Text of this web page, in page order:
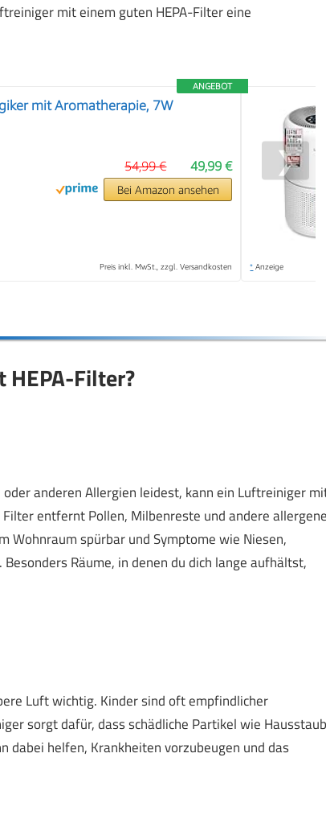
mit einem guten HEPA-Filter eine
ANGEBOT
mit Aromatherapie, 7W
49,99 €
54,99 €
Bei Amazon ansehen
Preis inkl. MwSt., zzgl. Versandkosten * Anzeige
❯
HEPA-Filter?
anderen Allergien leidest, kann ein Luftreiniger
entfernt Pollen, Milbenreste und andere
Wohnraum spürbar und Symptome wie Niesen,
Räume, in denen du dich lange aufhältst,
Luft wichtig. Kinder sind oft empfindlicher
sorgt dafür, dass schädliche Partikel wie
dabei helfen, Krankheiten vorzubeugen und das